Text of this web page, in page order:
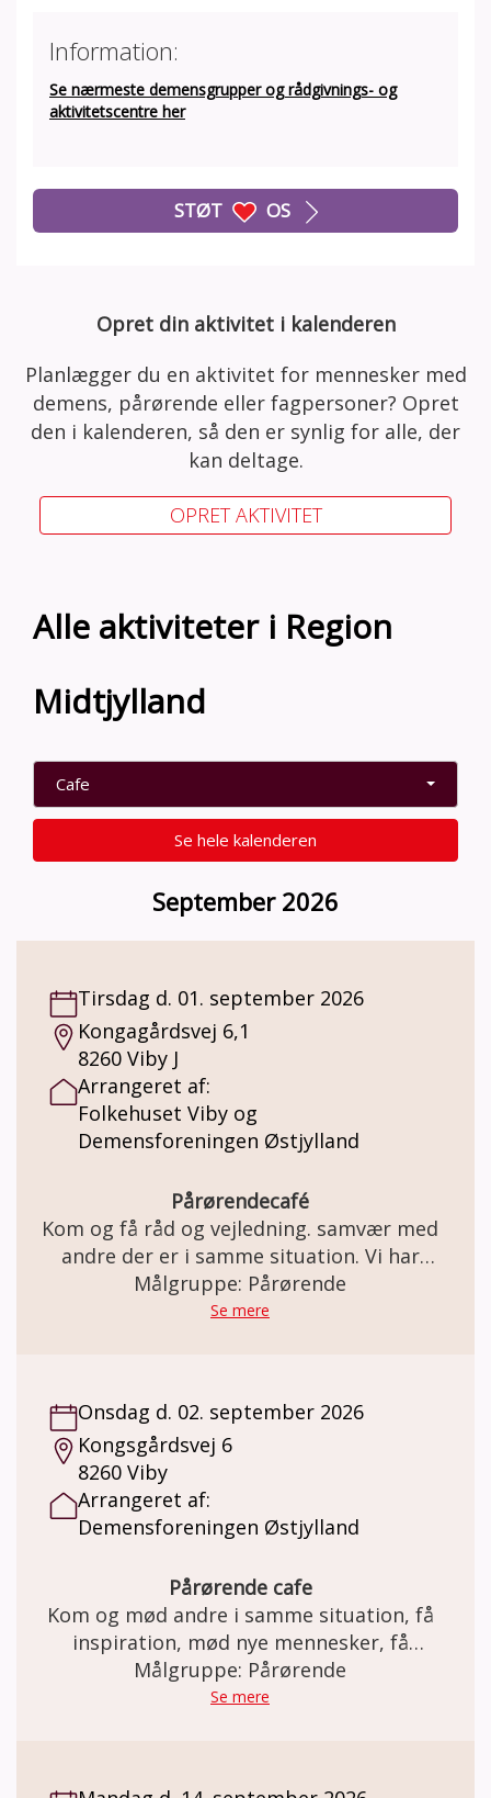
Information:
Se nærmeste demensgrupper og rådgivnings- og
aktivitetscentre her
STØT OS
Opret din aktivitet i kalenderen
Planlægger du en aktivitet for mennesker med
demens, pårørende eller fagpersoner? Opret
den i kalenderen, så den er synlig for alle, der
kan deltage.
OPRET AKTIVITET
Alle aktiviteter i Region
Midtjylland
Cafe
Se hele kalenderen
September 2026
Tirsdag d. 01. september 2026
Kongagårdsvej 6,1
8260 Viby J
Arrangeret af:
Folkehuset Viby og
Demensforeningen Østjylland
Pårørendecafé
Kom og få råd og vejledning. samvær med
andre der er i samme situation. Vi har
kaffe/te med en bolle til.
Målgruppe: Pårørende
Se mere
Onsdag d. 02. september 2026
Kongsgårdsvej 6
8260 Viby
Arrangeret af:
Demensforeningen Østjylland
Pårørende cafe
Kom og mød andre i samme situation, få
inspiration, mød nye mennesker, få
rådgivning.
Målgruppe: Pårørende
Se mere